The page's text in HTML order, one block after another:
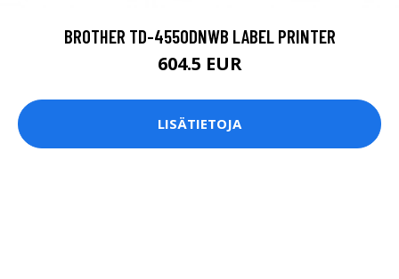
BROTHER TD-4550DNWB LABEL PRINTER
604.5 EUR
LISÄTIETOJA